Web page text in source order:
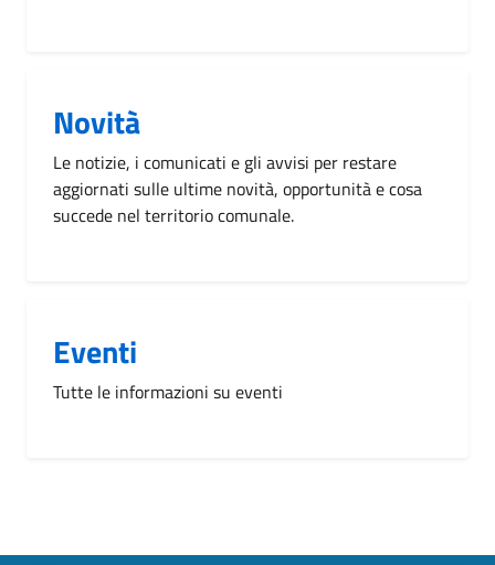
Novità
Le notizie, i comunicati e gli avvisi per restare
aggiornati sulle ultime novità, opportunità e cosa
succede nel territorio comunale.
Eventi
Tutte le informazioni su eventi